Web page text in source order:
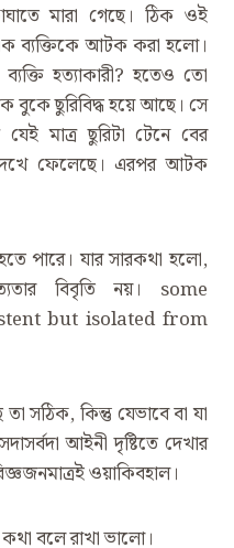
মারা গেছে। ঠিক ওই
ব্যক্তিকে আটক করা হলো।
হত্যাকারী? হতেও তো
ছুরিবিদ্ধ হয়ে আছে। সে
মাত্র ছুরিটা টেনে বের
ফেলেছে। এরপর আটক
পারে। যার সারকথা হলো,
বিবৃতি নয়। some
but isolated from
সঠিক, কিন্তু যেভাবে বা যা
আইনী দৃষ্টিতে দেখার
ওয়াকিবহাল।
কথা বলে রাখা ভালো।